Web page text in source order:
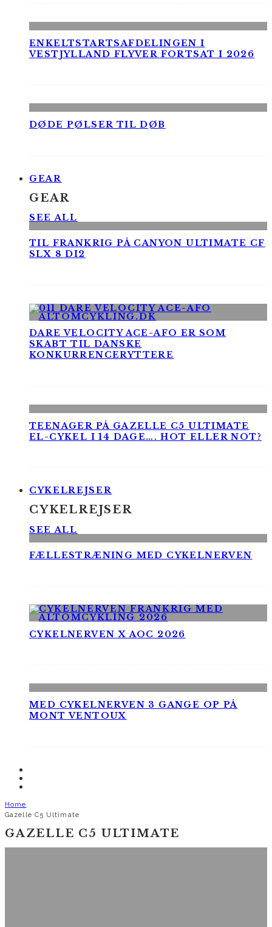
ENKELTSTARTSAFDELINGEN I
VESTJYLLAND FLYVER FORTSAT I 2026
DØDE PØLSER TIL DØB
GEAR
GEAR
SEE ALL
TIL FRANKRIG PÅ CANYON ULTIMATE CF
SLX 8 DI2
DARE VELOCITY ACE-AFO ER SOM
SKABT TIL DANSKE
KONKURRENCERYTTERE
TEENAGER PÅ GAZELLE C5 ULTIMATE
EL-CYKEL I 14 DAGE…. HOT ELLER NOT?
CYKELREJSER
CYKELREJSER
SEE ALL
FÆLLESTRÆNING MED CYKELNERVEN
CYKELNERVEN X AOC 2026
MED CYKELNERVEN 3 GANGE OP PÅ
MONT VENTOUX
Home
Gazelle C5 Ultimate
GAZELLE C5 ULTIMATE